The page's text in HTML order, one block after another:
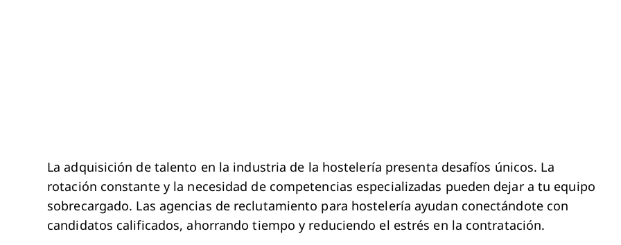
La adquisición de talento en la industria de la hostelería presenta desafíos únicos. La
rotación constante y la necesidad de competencias especializadas pueden dejar a tu equipo
sobrecargado. Las agencias de reclutamiento para hostelería ayudan conectándote con
candidatos calificados, ahorrando tiempo y reduciendo el estrés en la contratación.